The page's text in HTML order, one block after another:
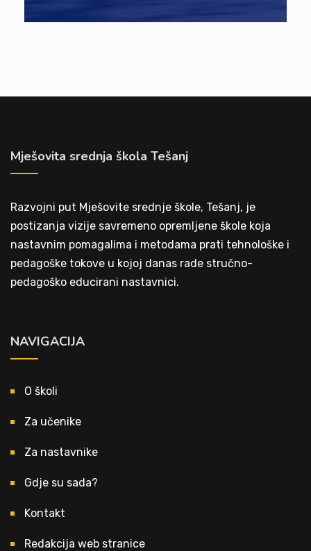
Mješovita srednja škola Tešanj
Razvojni put Mješovite srednje škole, Tešanj, je
postizanja vizije savremeno opremljene škole koja
nastavnim pomagalima i metodama prati tehnološke i
pedagoške tokove u kojoj danas rade stručno-
pedagoško educirani nastavnici.
NAVIGACIJA
O školi
Za učenike
Za nastavnike
Gdje su sada?
Kontakt
Redakcija web stranice